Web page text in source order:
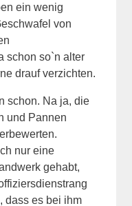
ein wenig
von
schon so`n alter
drauf verzichten.
schon. Na ja, die
und Pannen
nur eine
gehabt,
dass es bei ihm